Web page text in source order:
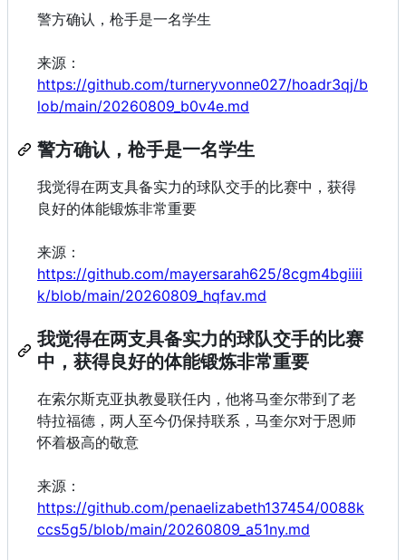
警方确认，枪手是一名学生
来源：
https://github.com/turneryvonne027/hoadr3qj/b
lob/main/20260809_b0v4e.md
警方确认，枪手是一名学生
我觉得在两支具备实力的球队交手的比赛中，获得
良好的体能锻炼非常重要
来源：
https://github.com/mayersarah625/8cgm4bgiiii
k/blob/main/20260809_hqfav.md
我觉得在两支具备实力的球队交手的比赛
中，获得良好的体能锻炼非常重要
在索尔斯克亚执教曼联任内，他将马奎尔带到了老
特拉福德，两人至今仍保持联系，马奎尔对于恩师
怀着极高的敬意
来源：
https://github.com/penaelizabeth137454/0088k
ccs5g5/blob/main/20260809_a51ny.md